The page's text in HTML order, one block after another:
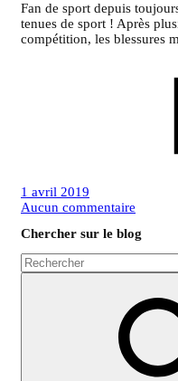
Fan de sport depuis
tenues de sport ! Après
compétition, les blessures
1 avril 2019
Aucun commentaire
Sport
Mercerie
Chercher sur le blog